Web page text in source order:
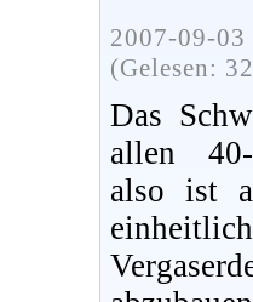
2007-09-
(Gelesen:
Das
allen 40-
also ist